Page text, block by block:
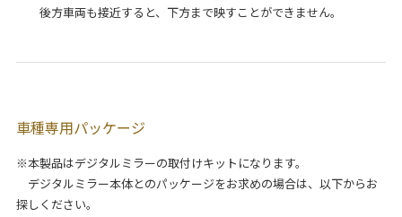
後方車両も接近すると、下方まで映すことができません。
車種専用パッケージ
※本製品はデジタルミラーの取付けキットになります。
デジタルミラー本体とのパッケージをお求めの場合は、以下からお
探しください。